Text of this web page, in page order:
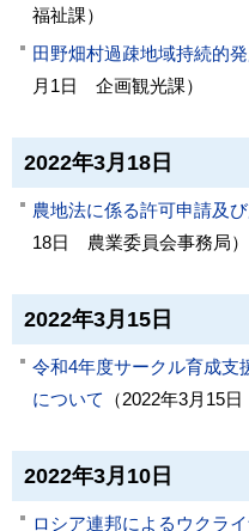
福祉課）
田野畑村過疎地域持続的
月1日
企画観光課）
2022年3月18日
農地法に係る許可申請及
18日
農業委員会事務局）
2022年3月15日
令和4年度サークル育成支
について
（2022年3月15日
2022年3月10日
ロシア連邦によるウクラ